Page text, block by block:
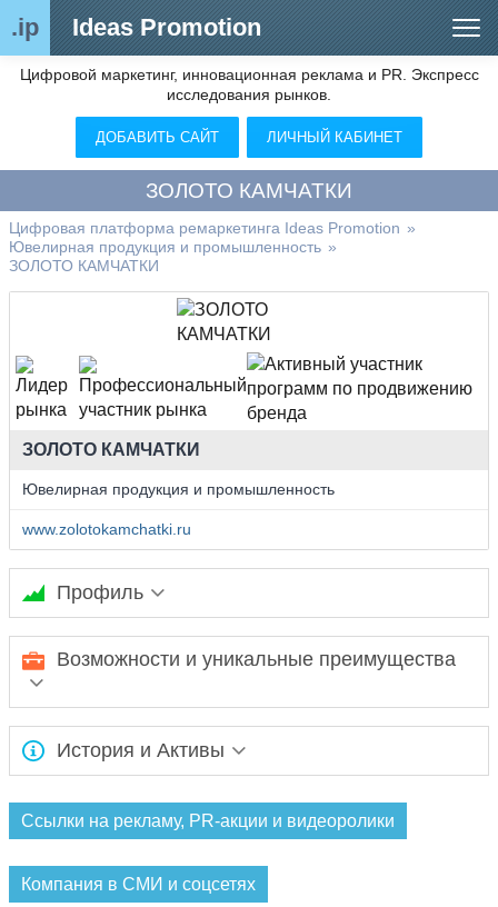
.ip Ideas Promotion
Сегменты рынка
Цифровой ремаркетинг (анализ рынка)
Видео
О нас
Контакты
Цифровой маркетинг, инновационная реклама и PR. Экспресс
исследования рынков.
ДОБАВИТЬ САЙТ ЛИЧНЫЙ КАБИНЕТ
ЗОЛОТО КАМЧАТКИ
Цифровая платформа ремаркетинга Ideas Promotion »
Ювелирная продукция и промышленность »
ЗОЛОТО КАМЧАТКИ
ЗОЛОТО КАМЧАТКИ
Ювелирная продукция и промышленность
www.zolotokamchatki.ru
Профиль
Ожидается заполнение информации...
Возможности и уникальные преимущества
Ожидается заполнение информации...
История и Активы
Ссылки на рекламу, PR-акции и видеоролики
Компания в СМИ и соцсетях